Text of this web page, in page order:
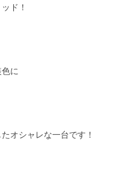
ド！
に
オシャレな一台です！